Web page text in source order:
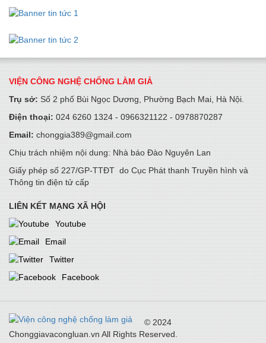
dục tài chính đến hơn 490 trường học trên cả nước
Tiếp tục phát động cuộc thi Samsung Solve For Tomorrow
15/05/2026
Không chỉ bảo hiểm tương lai - Prudential Việt Nam còn dạy
trẻ “tự chủ tài chính” từ hôm nay
Tận dụng nguồn lực thúc đẩy tăng trưởng xanh
5G & Internet tốc độ cao thúc đẩy công nghiệp CNTT, AI cho
tương lai
PSI tổ chức thành công ĐHĐCĐ thường niên 2026: Tăng tốc
chuyển đổi, kiến tạo động lực tăng trưởng mới
VIỆN CÔNG NGHỆ CHỐNG LÀM GIẢ
Trụ sở: Số 2 phố Bùi Ngọc Dương, Phường Bạch Mai, Hà Nội.
Điện thoại: 024 6260 1324 - 0966321122 - 0978870287
Email: chonggia389@gmail.com
Chịu trách nhiệm nội dung: Nhà báo Đào Nguyên Lan
Giấy phép số 227/GP-TTĐT do Cục Phát thanh Truyền hình và
Thông tin điện tử cấp
LIÊN KẾT MẠNG XÃ HỘI
Youtube
Email
Twitter
Facebook
© 2024
Chonggiavacongluan.vn All Rights Reserved.